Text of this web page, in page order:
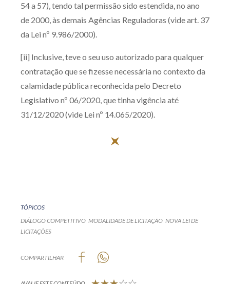
54 a 57), tendo tal permissão sido estendida, no ano
de 2000, às demais Agências Reguladoras (vide art. 37
da Lei nº 9.986/2000).
[ii] Inclusive, teve o seu uso autorizado para qualquer
contratação que se fizesse necessária no contexto da
calamidade pública reconhecida pelo Decreto
Legislativo nº 06/2020, que tinha vigência até
31/12/2020 (vide Lei nº 14.065/2020).
TÓPICOS
DIÁLOGO COMPETITIVO MODALIDADE DE LICITAÇÃO NOVA LEI DE
LICITAÇÕES
COMPARTILHAR